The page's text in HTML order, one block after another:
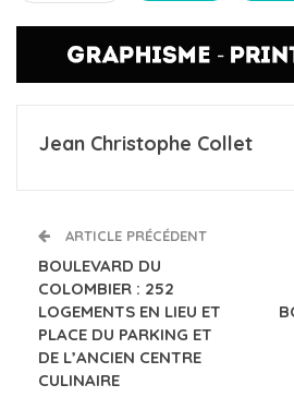
Jean Christophe Collet
ARTICLE PRÉCÉDENT
BOULEVARD DU
COLOMBIER : 252
LOGEMENTS EN LIEU ET
PLACE DU PARKING ET
DE L’ANCIEN CENTRE
CULINAIRE